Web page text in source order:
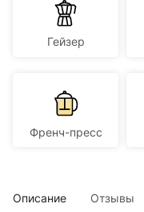
Гейзер
Френч-пресс
Описание Отзывы